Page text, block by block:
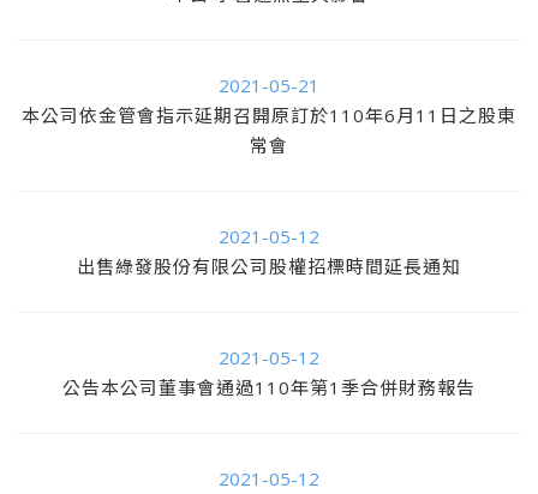
2021-05-21
本公司依金管會指示延期召開原訂於110年6月11日之股東
常會
2021-05-12
出售綠發股份有限公司股權招標時間延長通知
2021-05-12
公告本公司董事會通過110年第1季合併財務報告
2021-05-12